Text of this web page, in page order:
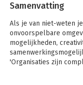
Samenvatting
Als je van niet-weten
onvoorspelbare
mogelijkheden,
'Organisaties zijn